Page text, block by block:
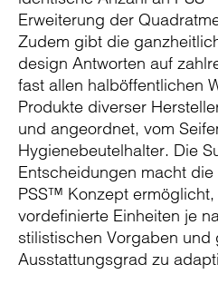
Erweiterung der
Zudem gibt die
design Antworten auf
fast allen halböffentlichen
Produkte diverser
und angeordnet, vom
Hygienebeutelhalter. Die
Entscheidungen macht
PSS™ Konzept
vordefinierte Einheiten je
stilistischen Vorgaben und
Ausstattungsgrad zu